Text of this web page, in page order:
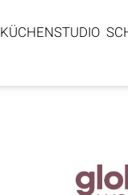
KÜCHENSTUDIO